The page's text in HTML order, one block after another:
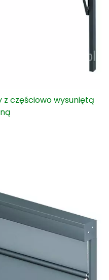
częściowo wysuniętą